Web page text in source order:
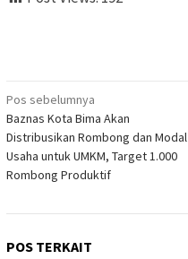
Navigasi
pos
Pos sebelumnya
Baznas Kota Bima Akan
Distribusikan Rombong dan Modal
Usaha untuk UMKM, Target 1.000
Rombong Produktif
POS TERKAIT